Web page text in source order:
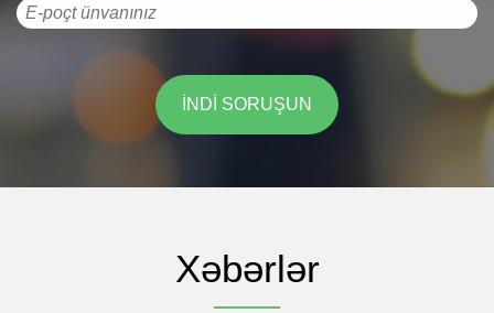
Bütün məhsullar üçün bir illik zəmanət tablet PC,
(aksesuarlar istisna olun), keyfiyyət problemi olan
hər hansı bir terminal (insan faktorları istisna
olmaqla) bizdən təmir və ya dəyişdirilə bilər.
ilə əlaqəli maraqlarınız tezliklə qarşılanacaq.
Xəbərlər